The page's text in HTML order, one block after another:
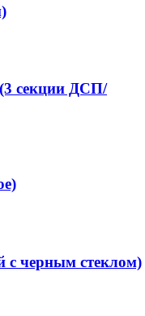
секции ДСП/
с черным стеклом)